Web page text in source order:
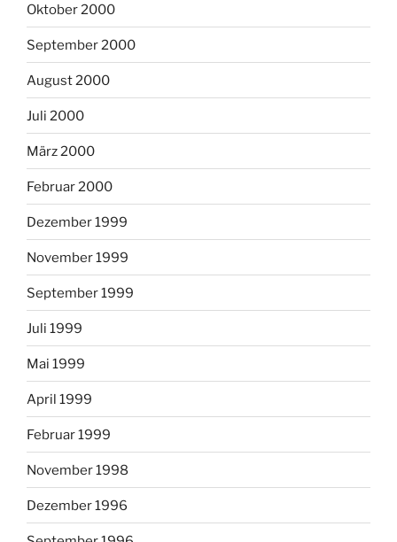
Oktober 2000
September 2000
August 2000
Juli 2000
März 2000
Februar 2000
Dezember 1999
November 1999
September 1999
Juli 1999
Mai 1999
April 1999
Februar 1999
November 1998
Dezember 1996